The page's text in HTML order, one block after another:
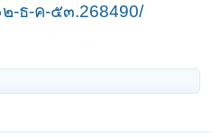
-ธ-ค-๕๓.268490/